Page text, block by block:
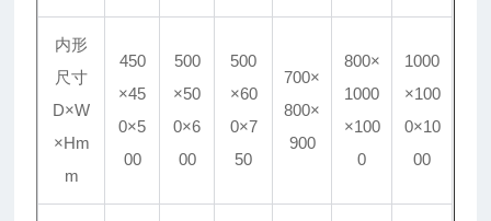
内形
尺寸
D×W
×Hm
m
450
×45
0×5
00
500
×50
0×6
00
500
×60
0×7
50
700×
800×
900
800×
1000
×100
0
1000
×100
0×10
00